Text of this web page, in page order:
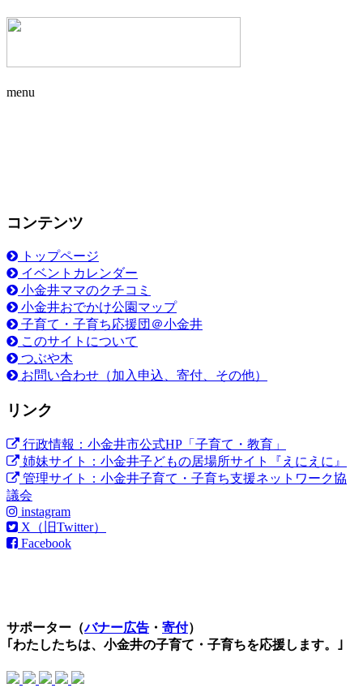
menu
コンテンツ
トップページ
イベントカレンダー
小金井ママのクチコミ
小金井おでかけ公園マップ
子育て・子育ち応援団＠小金井
このサイトについて
つぶや木
お問い合わせ（加入申込、寄付、その他）
リンク
行政情報：小金井市公式HP「子育て・教育」
姉妹サイト：小金井子どもの居場所サイト『えにえに』
管理サイト：小金井子育て・子育ち支援ネットワーク協
議会
instagram
X（旧Twitter）
Facebook
サポーター（バナー広告 ・ 寄付）
｢わたしたちは、小金井の子育て・子育ちを応援します。｣